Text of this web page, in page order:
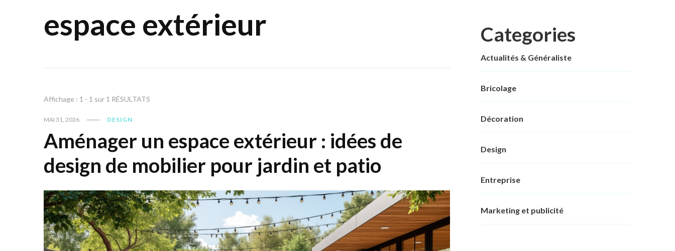
espace extérieur
Affichage : 1 - 1 sur 1 RÉSULTATS
MAI 31, 2026 DESIGN
Aménager un espace extérieur : idées de
design de mobilier pour jardin et patio
Categories
Actualités & Généraliste
Bricolage
Décoration
Design
Entreprise
Marketing et publicité